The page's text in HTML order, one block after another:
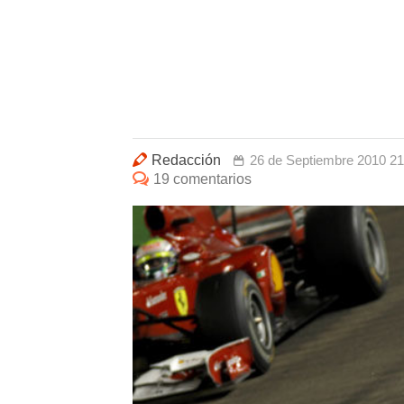
Redacción
26 de Septiembre 2010
19 comentarios